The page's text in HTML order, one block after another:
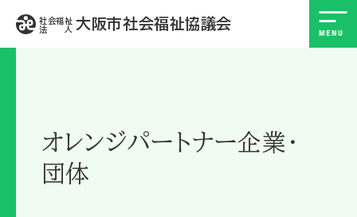
社会福祉
法 人
大阪市社会福祉協議会
オレンジパートナー企業・
団体